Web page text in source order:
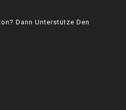
Dann Unterstütze Den